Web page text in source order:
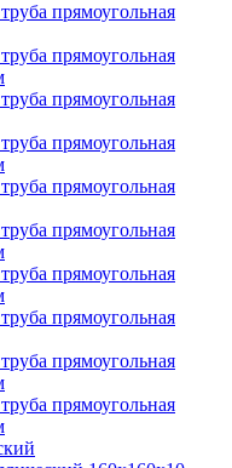
прямоугольная
прямоугольная
прямоугольная
прямоугольная
прямоугольная
прямоугольная
прямоугольная
прямоугольная
прямоугольная
прямоугольная